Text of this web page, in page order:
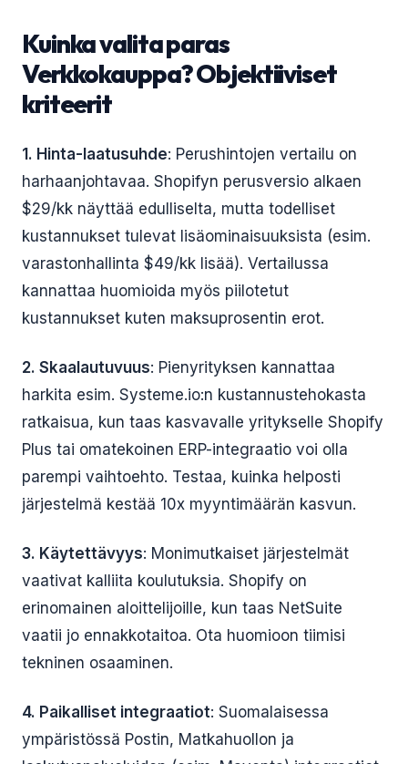
Kuinka valita paras
Verkkokauppa? Objektiiviset
kriteerit
1. Hinta-laatusuhde: Perushintojen vertailu on
harhaanjohtavaa. Shopifyn perusversio alkaen
$29/kk näyttää edulliselta, mutta todelliset
kustannukset tulevat lisäominaisuuksista (esim.
varastonhallinta $49/kk lisää). Vertailussa
kannattaa huomioida myös piilotetut
kustannukset kuten maksuprosentin erot.
2. Skaalautuvuus: Pienyrityksen kannattaa
harkita esim. Systeme.io:n kustannustehokasta
ratkaisua, kun taas kasvavalle yritykselle Shopify
Plus tai omatekoinen ERP-integraatio voi olla
parempi vaihtoehto. Testaa, kuinka helposti
järjestelmä kestää 10x myyntimäärän kasvun.
3. Käytettävyys: Monimutkaiset järjestelmät
vaativat kalliita koulutuksia. Shopify on
erinomainen aloittelijoille, kun taas NetSuite
vaatii jo ennakkotaitoa. Ota huomioon tiimisi
tekninen osaaminen.
4. Paikalliset integraatiot: Suomalaisessa
ympäristössä Postin, Matkahuollon ja